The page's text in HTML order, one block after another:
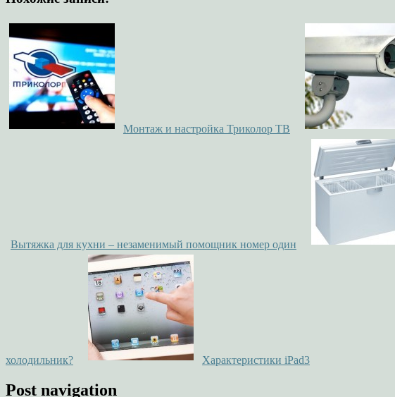
Монтаж и настройка Триколор ТВ
Вытяжка для кухни – незаменимый помощник номер один
холодильник? Характеристики iPad3
Post navigation